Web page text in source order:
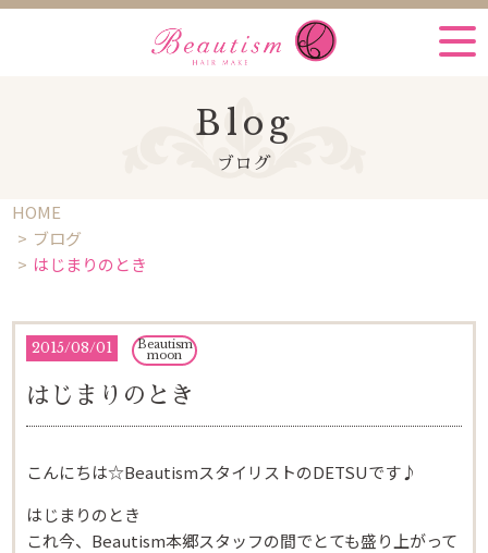
Blog
ブログ
HOME
ブログ
はじまりのとき
2015/08/01 Beautism
moon
はじまりのとき
こんにちは☆BeautismスタイリストのDETSUです♪
はじまりのとき
これ今、Beautism本郷スタッフの間でとても盛り上がって